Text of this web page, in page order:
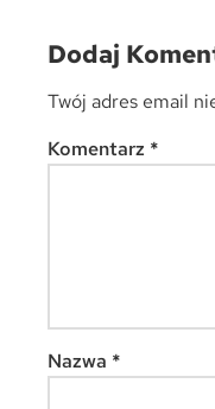
Dodaj
Twój adres email
Komentarz *
Nazwa *